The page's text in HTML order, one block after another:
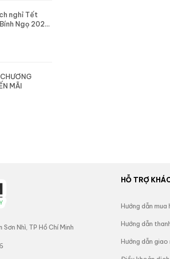
nghỉ Tết
Ngọ 2026
MÃI
Nhì, TP Hồ Chí Minh
HỖ TRỢ
Hướng dẫn mua
Hướng dẫn
Hướng dẫn giao